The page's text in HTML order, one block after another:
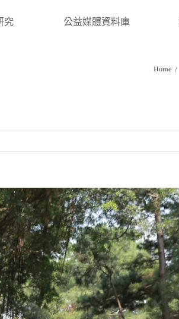
究 公益媒體資料庫
Home /